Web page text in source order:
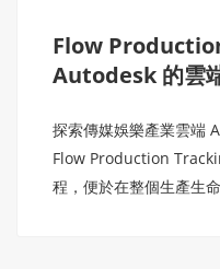
Flow
Autodesk 的雲
探索傳媒娛樂產業雲端
Flow Production
程，便於在整個生產生